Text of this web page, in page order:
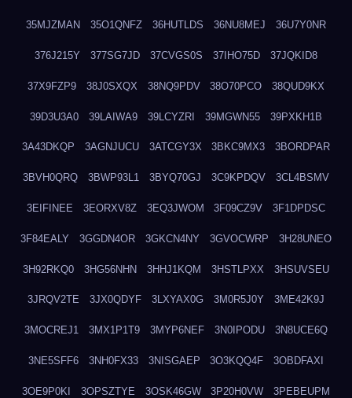
35MJZMAN 35O1QNFZ 36HUTLDS 36NU8MEJ 36U7Y0NR
376J215Y 377SG7JD 37CVGS0S 37IHO75D 37JQKID8
37X9FZP9 38J0SXQX 38NQ9PDV 38O70PCO 38QUD9KX
39D3U3A0 39LAIWA9 39LCYZRI 39MGWN55 39PXKH1B
3A43DKQP 3AGNJUCU 3ATCGY3X 3BKC9MX3 3BORDPAR
3BVH0QRQ 3BWP93L1 3BYQ70GJ 3C9KPDQV 3CL4BSMV
3EIFINEE 3EORXV8Z 3EQ3JWOM 3F09CZ9V 3F1DPDSC
3F84EALY 3GGDN4OR 3GKCN4NY 3GVOCWRP 3H28UNEO
3H92RKQ0 3HG56NHN 3HHJ1KQM 3HSTLPXX 3HSUVSEU
3JRQV2TE 3JX0QDYF 3LXYAX0G 3M0R5J0Y 3ME42K9J
3MOCREJ1 3MX1P1T9 3MYP6NEF 3N0IPODU 3N8UCE6Q
3NE5SFF6 3NH0FX33 3NISGAEP 3O3KQQ4F 3OBDFAXI
3OE9P0KI 3OPSZTYE 3OSK46GW 3P20H0VW 3PEBEUPM